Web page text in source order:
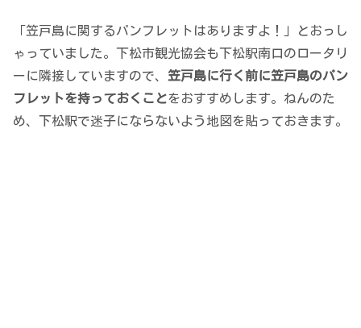
「笠戸島に関するパンフレットはありますよ！」とおっし
ゃっていました。下松市観光協会も下松駅南口のロータリ
ーに隣接していますので、 笠戸島に行く前に笠戸島のパン
フレットを持っておくことをおすすめします。ねんのた
め、下松駅で迷子にならないよう地図を貼っておきます。